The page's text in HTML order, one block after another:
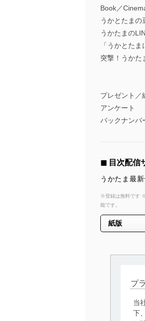
Book／
うかとたまの
うかたまの
「うかとた
突撃！うかた
プレゼント／
アンケート
バックナンバ
◼︎ 目次配信
うかたま最
※登録は無料です ※
能です。
プ
当
下